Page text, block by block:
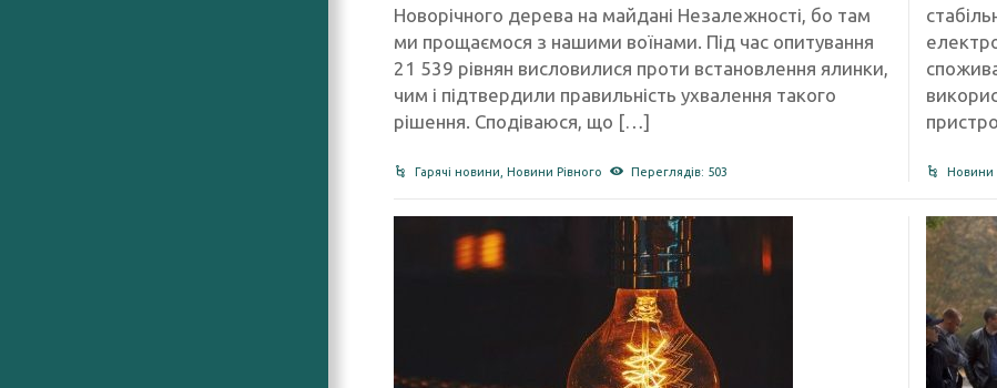
Новорічного дерева на майдані Незалежності, бо там
ми прощаємося з нашими воїнами. Під час опитування
21 539 рівнян висловилися проти встановлення ялинки,
чим і підтвердили правильність ухвалення такого
рішення. Сподіваюся, що […]
Гарячі новини ,Новини Рівного Переглядів: 503 Новини